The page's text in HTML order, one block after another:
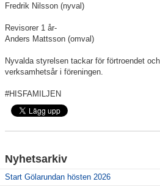
Fredrik Nilsson (nyval)
Revisorer 1 år-
Anders Mattsson (omval)
Nyvalda styrelsen tackar för förtroendet
verksamhetsår i föreningen.
#HISFAMILJEN
Nyhetsarkiv
Start Gölarundan hösten 2026